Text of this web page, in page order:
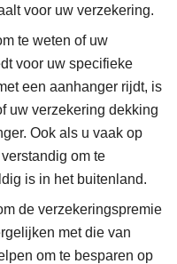
voor uw verzekering.
te weten of uw
voor uw specifieke
een aanhanger rijdt, is
uw verzekering dekking
Ook als u vaak op
om te
is in het buitenland.
de verzekeringspremie
met die van
om te besparen op